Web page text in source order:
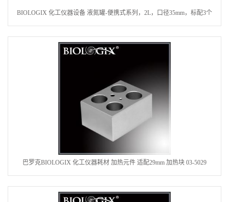
BIOLOGIX 化工仪器设备 液氮罐-便携式系列，2L，口径35mm，标配3个
120MM圆提筒CKS-P302Z035
巴罗克BIOLOGIX 化工仪器耗材 加热元件 适配29mm 加热块 03-5029